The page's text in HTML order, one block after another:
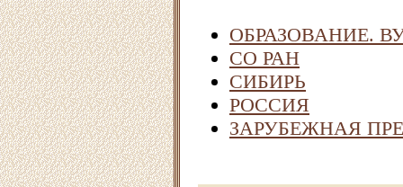
ОБРАЗОВАНИЕ.
СО РАН
СИБИРЬ
РОССИЯ
ЗАРУБЕЖНАЯ